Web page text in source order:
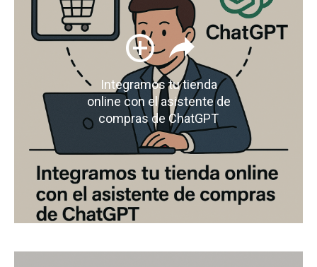
Integramos tu tienda
online con el asistente de
compras de ChatGPT